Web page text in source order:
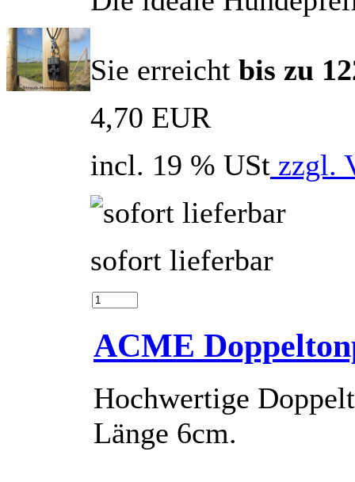
Sie erreicht bis zu
4,70 EUR
incl. 19 % USt zzgl.
sofort lieferbar
ACME
Hochwertige
Länge 6cm.